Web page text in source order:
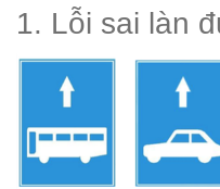
1. Lỗi sai làn